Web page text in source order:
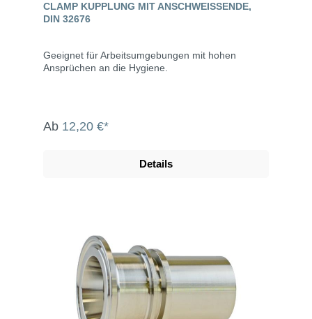
CLAMP KUPPLUNG MIT ANSCHWEISSENDE, D
IN 32676
Geeignet für Arbeitsumgebungen mit hohen
Ansprüchen an die Hygiene.
Ab 12,20 €*
Details